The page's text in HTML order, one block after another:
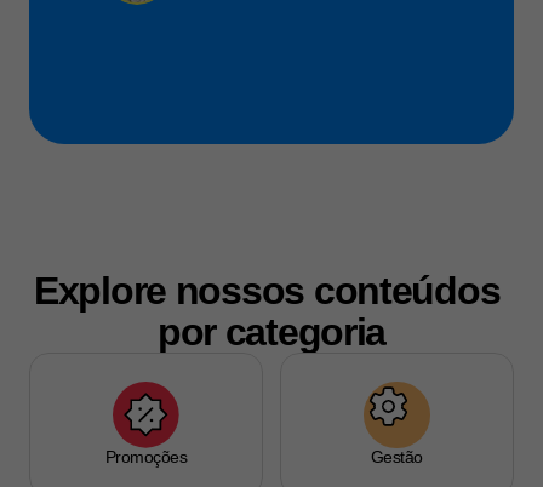
Explore nossos conteúdos
por categoria
Promoções Gestão